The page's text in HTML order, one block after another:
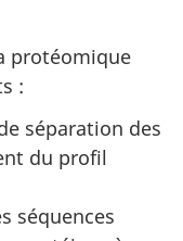
protéomique
:
séparation des
du profil
séquences